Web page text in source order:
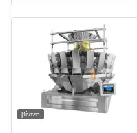
βίντεο